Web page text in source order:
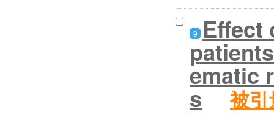
9 Effect
ematic
s 被引